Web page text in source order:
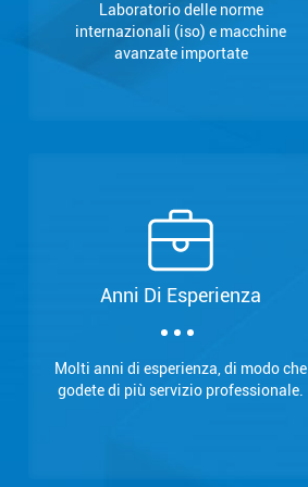
Laboratorio delle norme
internazionali (iso) e macchine
avanzate importate
Anni Di Esperienza
Molti anni di esperienza, di modo che
godete di più servizio professionale.